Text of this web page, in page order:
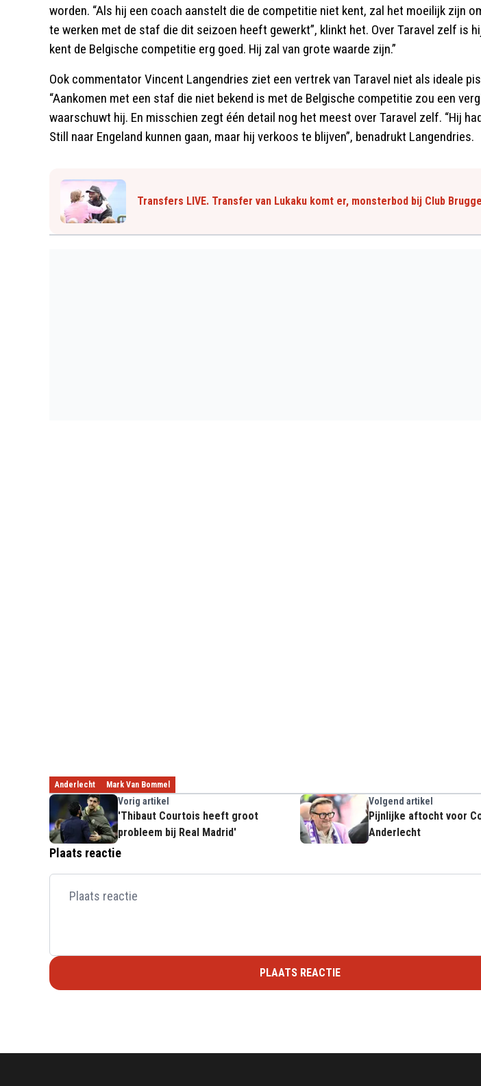
worden. “Als hij een coach aanstelt die de competitie niet kent, zal het moeilijk zijn
te werken met de staf die dit seizoen heeft gewerkt”, klinkt het. Over Taravel zelf is
kent de Belgische competitie erg goed. Hij zal van grote waarde zijn.”
Ook commentator Vincent Langendries ziet een vertrek van Taravel niet als ideale
“Aankomen met een staf die niet bekend is met de Belgische competitie zou een
waarschuwt hij. En misschien zegt één detail nog het meest over Taravel zelf. “Hij
Still naar Engeland kunnen gaan, maar hij verkoos te blijven”, benadrukt Langendries.
Transfers LIVE. Transfer van Lukaku komt er, monsterbod bij Club Brugge
Anderlecht Mark Van Bommel
Vorig artikel
'Thibaut Courtois heeft groot
probleem bij Real Madrid'
Volgend artikel
Pijnlijke aftocht voor
Anderlecht
Plaats reactie
PLAATS REACTIE